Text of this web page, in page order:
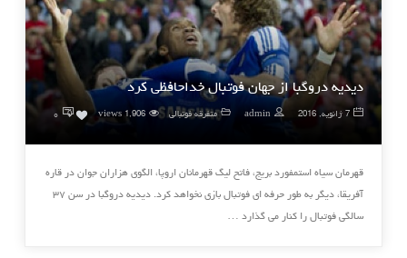
دیدیه دروگبا از جهان فوتبال خداحافظی کرد
7 ژانویه, 2016 admin متفرقه فوتبالی 1,906 views
0 ۰
قهرمان سیاه استمفورد بریج، فاتح لیگ قهرمانان اروپا، الگوی هزاران جوان در قاره
آفریقا، دیگر به طور حرفه ای فوتبال بازی نخواهد کرد. دیدیه دروگبا در سن ۳۷
سالگی فوتبال را کنار می گذارد …